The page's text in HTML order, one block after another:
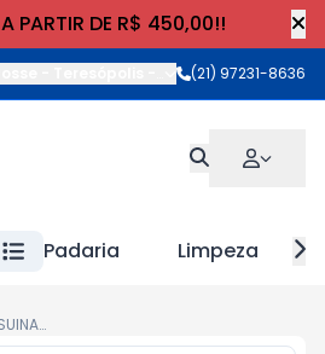
A PARTIR DE R$ 450,00!!
Rua Wilhelm
(21) 97231-8636
Padaria Limpeza
LINGUICA SUINA AURORA kg